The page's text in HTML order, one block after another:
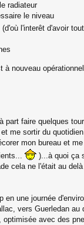
radiateur
le niveau
l'interêt d'avoir
à nouveau
part faire quelques
me sortir du
mon bureau et
)...à quoi ça
cela ne l'était au
une journée
vers Guerledan au
optimisée avec des